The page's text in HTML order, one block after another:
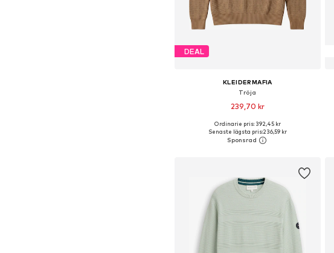
DEAL
KLEIDERMAFIA
Tröja
239,70 kr
Tillgängliga storlekar: S, M, L, XL
Lägg till i varukorgen
Ordinarie pris: 392,45 kr
Senaste lägsta pris:236,59 kr